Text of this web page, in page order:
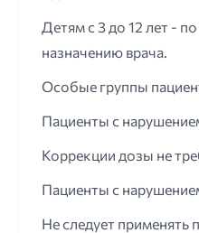
Детям с 3 до 12 лет -
назначению врача.
Особые группы
Пациенты с
Коррекции дозы не
Пациенты с
Не следует применять